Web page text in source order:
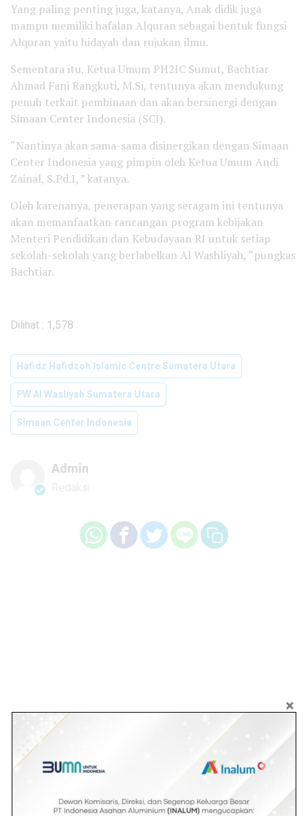
Yang paling penting juga, katanya, Anak didik juga
mampu memiliki hafalan Alquran sebagai bentuk fungsi
Alquran yaitu hidayah dan rujukan ilmu.
Sementara itu, Ketua Umum PH2IC Sumut, Bachtiar
Ahmad Fani Rangkuti, M.Si, tentunya akan mendukung
penuh terkait pembinaan dan akan bersinergi dengan
Simaan Center Indonesia (SCI).
“Nantinya akan sama-sama disinergikan dengan Simaan
Center Indonesia yang pimpin oleh Ketua Umum Andi
Zainal, S.Pd.I, ” katanya.
Oleh karenanya, penerapan yang seragam ini tentunya
akan memanfaatkan rancangan program kebijakan
Menteri Pendidikan dan Kebudayaan RI untuk setiap
sekolah-sekolah yang berlabelkan Al Washliyah, “pungkas
Bachtiar.
Dilihat : 1,578
Hafidz Hafidzoh Islamic Centre Sumatera Utara
PW Al Wasliyah Sumatera Utara
Simaan Center Indonesia
Admin